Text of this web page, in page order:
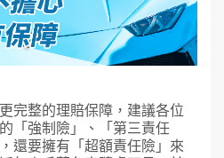
完整的理賠保障，建議各位
「強制險」、「第三責任
還要擁有「超額責任險」來